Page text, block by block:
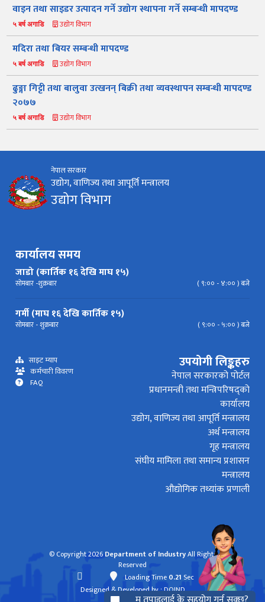
वाइन तथा साइडर उत्पादन गर्ने उद्योग स्थापना गर्ने सम्बन्धी मापदण्ड
५ बर्ष अगाडि उद्योग विभाग
मदिरा तथा बियर सम्बन्धी मापदण्ड
५ बर्ष अगाडि उद्योग विभाग
ढुङ्गा गिट्टी तथा बालुवा उत्खनन् बिक्री तथा व्यवस्थापन सम्बन्धी मापदण्ड
२०७७
५ बर्ष अगाडि उद्योग विभाग
स्कीम ऐन प्रतिवेदनहरु ब्रोसियर
नेपाल सरकार
उद्योग, वाणिज्य तथा आपूर्ति मन्त्रालय
उद्योग विभाग
कार्यालय समय
जाडो (कार्तिक १६ देखि माघ १५)
सोमबार -शुक्रबार ( ९:०० - ४:०० ) बजे
गर्मी (माघ १६ देखि कार्तिक १५)
सोमबार - शुक्रबार ( ९:०० - ५:०० ) बजे
साइट म्याप
कर्मचारी विवरण
FAQ
उपयोगी लिङ्कहरु
नेपाल सरकारको पोर्टल
प्रधानमन्त्री तथा मन्त्रिपरिषद्को
कार्यालय
उद्योग, वाणिज्य तथा आपूर्ति मन्त्रालय
अर्थ मन्त्रालय
गृह मन्त्रालय
संघीय मामिला तथा समान्य प्रशासन
मन्त्रालय
औद्योगिक तथ्यांक प्रणाली
© Copyright 2026 Department of IndustryAll Rights
Reserved
Loading Time 0.21 Sec
Designed & Developed by: DOIND